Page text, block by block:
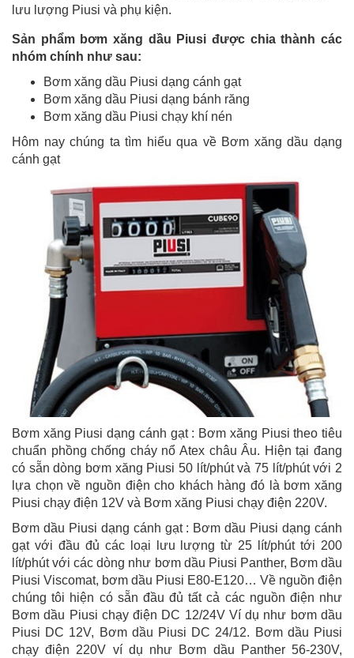
lưu lượng Piusi và phụ kiện.
Sản phẩm bơm xăng dầu Piusi được chia thành các
nhóm chính như sau:
Bơm xăng dầu Piusi dạng cánh gạt
Bơm xăng dầu Piusi dạng bánh răng
Bơm xăng dầu Piusi chạy khí nén
Hôm nay chúng ta tìm hiểu qua về Bơm xăng dầu dạng
cánh gạt
Bơm xăng Piusi dạng cánh gạt : Bơm xăng Piusi theo tiêu
chuẩn phồng chống cháy nổ Atex châu Âu. Hiện tại đang
có sẵn dòng bơm xăng Piusi 50 lít/phút và 75 lít/phút với 2
lựa chọn về nguồn điện cho khách hàng đó là bơm xăng
Piusi chạy điện 12V và Bơm xăng Piusi chạy điện 220V.
Bơm dầu Piusi dạng cánh gạt : Bơm dầu Piusi dạng cánh
gạt với đầu đủ các loại lưu lượng từ 25 lít/phút tới 200
lít/phút với các dòng như bơm dầu Piusi Panther, Bơm dầu
Piusi Viscomat, bơm dầu Piusi E80-E120… Về nguồn điện
chúng tôi hiện có sẵn đầu đủ tất cả các nguồn điện như
Bơm dầu Piusi chạy điện DC 12/24V Ví dụ như bơm dầu
Piusi DC 12V, Bơm dầu Piusi DC 24/12. Bơm dầu Piusi
chạy điện 220V ví dụ như Bơm dầu Panther 56-230V,